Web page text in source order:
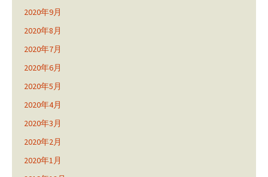
2020年9月
2020年8月
2020年7月
2020年6月
2020年5月
2020年4月
2020年3月
2020年2月
2020年1月